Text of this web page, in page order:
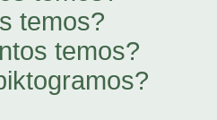
temos?
temos?